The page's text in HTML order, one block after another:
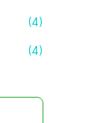
(4)
(4)